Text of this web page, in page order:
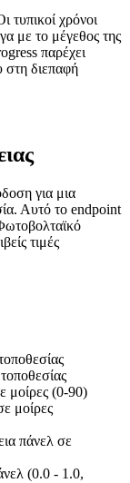
τυπικοί χρόνοι
με το μέγεθος της
παρέχει
στη διεπαφή
για μια
Αυτό το endpoint
τιμές
μοίρες (0-90)
μοίρες
πάνελ σε
(0.0 - 1.0,